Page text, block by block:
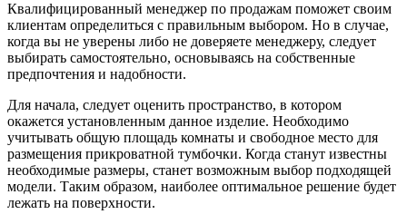
Квалифицированный менеджер по продажам поможет своим
клиентам определиться с правильным выбором. Но в случае,
когда вы не уверены либо не доверяете менеджеру, следует
выбирать самостоятельно, основываясь на собственные
предпочтения и надобности.
Для начала, следует оценить пространство, в котором
окажется установленным данное изделие. Необходимо
учитывать общую площадь комнаты и свободное место для
размещения прикроватной тумбочки. Когда станут известны
необходимые размеры, станет возможным выбор подходящей
модели. Таким образом, наиболее оптимальное решение будет
лежать на поверхности.